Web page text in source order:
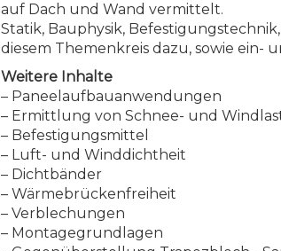
auf Dach und Wand vermittelt.
Statik, Bauphysik,
diesem Themenkreis dazu, sowie ein-
Weitere Inhalte
– Paneelaufbauanwendungen
– Ermittlung von Schnee- und
– Befestigungsmittel
– Luft- und Winddichtheit
– Dichtbänder
– Wärmebrückenfreiheit
– Verblechungen
– Montagegrundlagen